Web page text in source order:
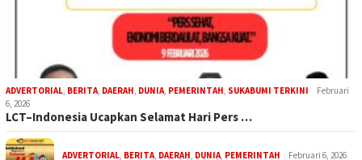
ADVERTORIAL, BERITA, DAERAH, DUNIA, PEMERINTAH, SUKABUMI TERKINI
Februari
6, 2026
LCT–Indonesia Ucapkan Selamat Hari Pers …
ADVERTORIAL, BERITA, DAERAH, DUNIA, PEMERINTAH Februari 6, 2026